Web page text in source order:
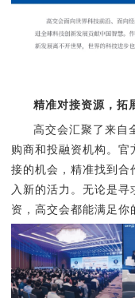
精准对接资源，拓
高交会汇聚了来自
购商和投融资机构。
接的机会，精准找到
入新的活力。无论是
资，高交会都能满足你